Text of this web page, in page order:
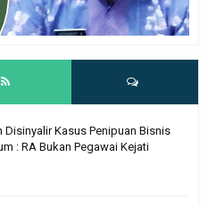
Disinyalir Kasus Penipuan Bisnis
: RA Bukan Pegawai Kejati